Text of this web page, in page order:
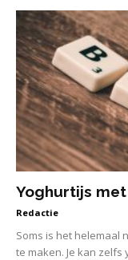
Yoghurtijs
Redactie
Soms is het helemaal
te maken. Je kan